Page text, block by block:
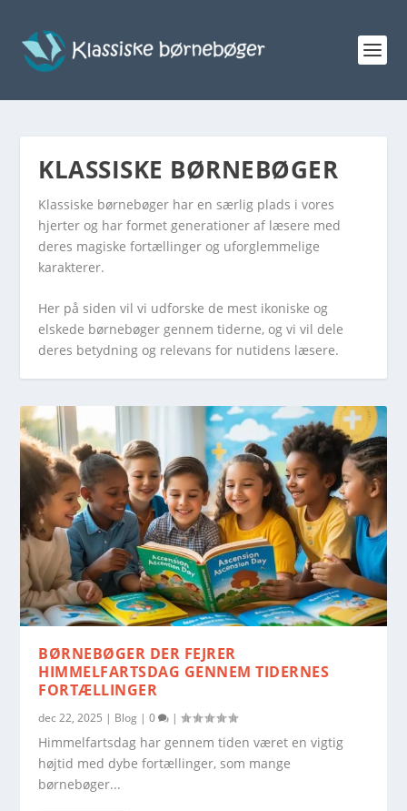
KLASSISKE BØRNEBØGER
Klassiske børnebøger har en særlig plads i vores
hjerter og har formet generationer af læsere med
deres magiske fortællinger og uforglemmelige
karakterer.
Her på siden vil vi udforske de mest ikoniske og
elskede børnebøger gennem tiderne, og vi vil dele
deres betydning og relevans for nutidens læsere.
BØRNEBØGER DER FEJRER
HIMMELFARTSDAG GENNEM TIDERNES
FORTÆLLINGER
dec 22, 2025 | Blog |0 |
Himmelfartsdag har gennem tiden været en vigtig
højtid med dybe fortællinger, som mange
børnebøger...